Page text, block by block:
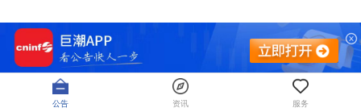
公告 资讯 服务